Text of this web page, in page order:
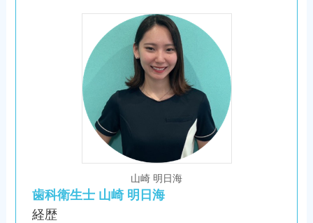
山崎 明日海
歯科衛生士 山崎 明日海
経歴